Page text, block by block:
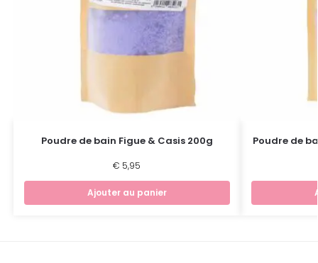
Poudre de bain Figue & Casis 200g
€ 5,95
Ajouter au panier
Poudre de